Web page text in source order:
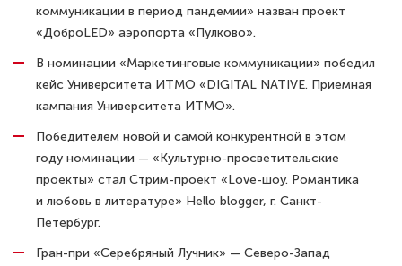
коммуникации в период пандемии» назван проект
«ДоброLED» аэропорта «Пулково».
В номинации «Маркетинговые коммуникации» победил
кейс Университета ИТМО «DIGITAL NATIVE. Приемная
кампания Университета ИТМО».
Победителем новой и самой конкурентной в этом
году номинации — «Культурно-просветительские
проекты» стал Стрим-проект «Love-шоу. Романтика
и любовь в литературе» Hello blogger, г. Санкт-
Петербург.
Гран-при «Серебряный Лучник» — Северо-Запад